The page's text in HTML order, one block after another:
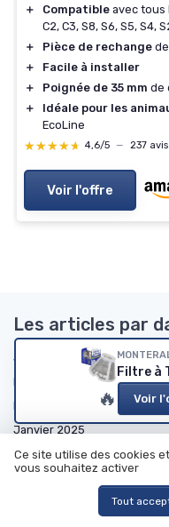
＋ Compatible avec tous
C2, C3, S8, S6, S5, S4,
＋
Pièce de rechange
＋
Facile à installer
＋
Poignée de 35 mm de
＋
Idéale pour les
EcoLine
★★★★★
★★★★★ 4,6/5 — 237 avis
Voir l'offre
Filtre à
🔥 Voir
Les articles par
Janvier 2024
Mars 2024
Novembre 2024
Janvier 2025
Mars 2025
Ce site utilise des cookies
vous souhaitez activer
Tout